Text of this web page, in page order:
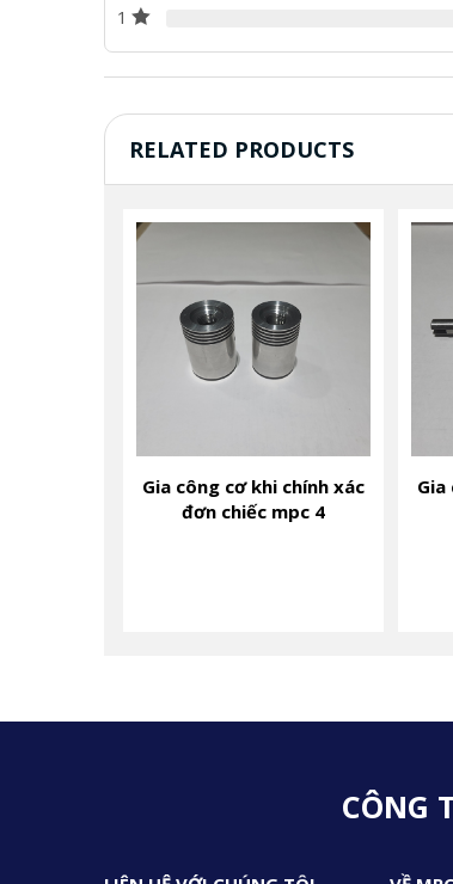
1
RELATED PRODUCTS
Gia công cơ khi chính xác
đơn chiếc mpc 4
Gia
CÔNG